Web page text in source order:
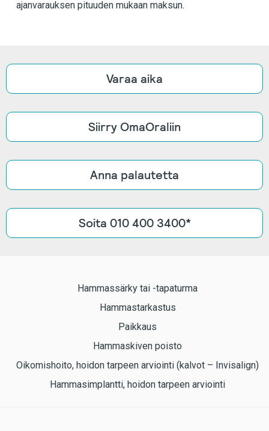
ajanvarauksen pituuden mukaan maksun.
Varaa aika
Siirry OmaOraliin
Anna palautetta
Soita 010 400 3400*
Hammassärky tai -tapaturma
Hammastarkastus
Paikkaus
Hammaskiven poisto
Oikomishoito, hoidon tarpeen arviointi (kalvot – Invisalign)
Hammasimplantti, hoidon tarpeen arviointi